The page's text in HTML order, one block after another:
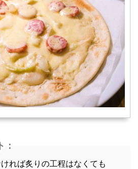
：
れば炙りの工程はなくても